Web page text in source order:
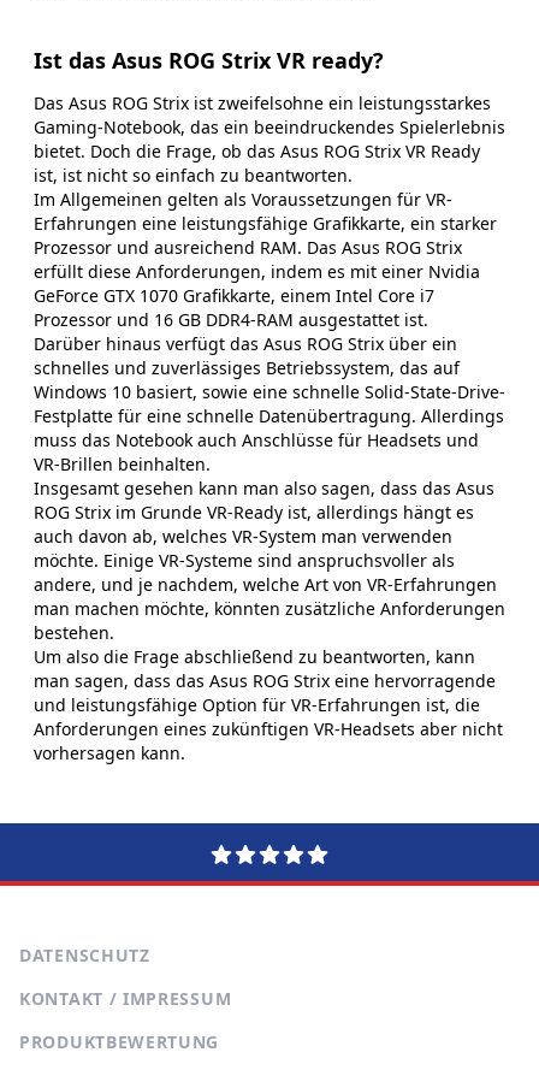
Ist das Asus ROG Strix VR ready?
Das Asus ROG Strix ist zweifelsohne ein leistungsstarkes
Gaming-Notebook, das ein beeindruckendes Spielerlebnis
bietet. Doch die Frage, ob das Asus ROG Strix VR Ready
ist, ist nicht so einfach zu beantworten.
Im Allgemeinen gelten als Voraussetzungen für VR-
Erfahrungen eine leistungsfähige Grafikkarte, ein starker
Prozessor und ausreichend RAM. Das Asus ROG Strix
erfüllt diese Anforderungen, indem es mit einer Nvidia
GeForce GTX 1070 Grafikkarte, einem Intel Core i7
Prozessor und 16 GB DDR4-RAM ausgestattet ist.
Darüber hinaus verfügt das Asus ROG Strix über ein
schnelles und zuverlässiges Betriebssystem, das auf
Windows 10 basiert, sowie eine schnelle Solid-State-Drive-
Festplatte für eine schnelle Datenübertragung. Allerdings
muss das Notebook auch Anschlüsse für Headsets und
VR-Brillen beinhalten.
Insgesamt gesehen kann man also sagen, dass das Asus
ROG Strix im Grunde VR-Ready ist, allerdings hängt es
auch davon ab, welches VR-System man verwenden
möchte. Einige VR-Systeme sind anspruchsvoller als
andere, und je nachdem, welche Art von VR-Erfahrungen
man machen möchte, könnten zusätzliche Anforderungen
bestehen.
Um also die Frage abschließend zu beantworten, kann
man sagen, dass das Asus ROG Strix eine hervorragende
und leistungsfähige Option für VR-Erfahrungen ist, die
Anforderungen eines zukünftigen VR-Headsets aber nicht
vorhersagen kann.
DATENSCHUTZ
KONTAKT / IMPRESSUM
PRODUKTBEWERTUNG